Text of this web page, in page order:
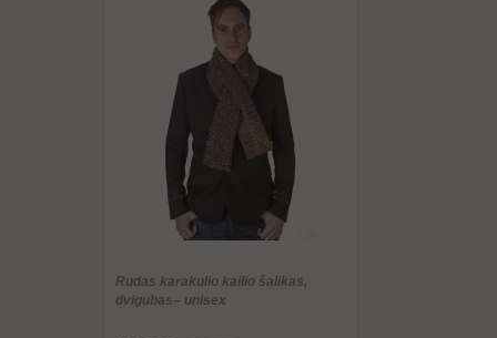
Rudas karakulio kailio šalikas,
dvigubas– unisex